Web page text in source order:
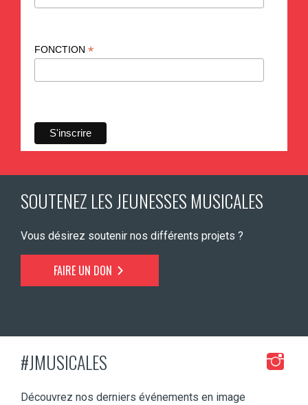
FONCTION *
SOUTENEZ LES JEUNESSES MUSICALES
Vous désirez soutenir nos différents projets ?
FAIRE UN DON
#JMUSICALES
Découvrez nos derniers événements en image